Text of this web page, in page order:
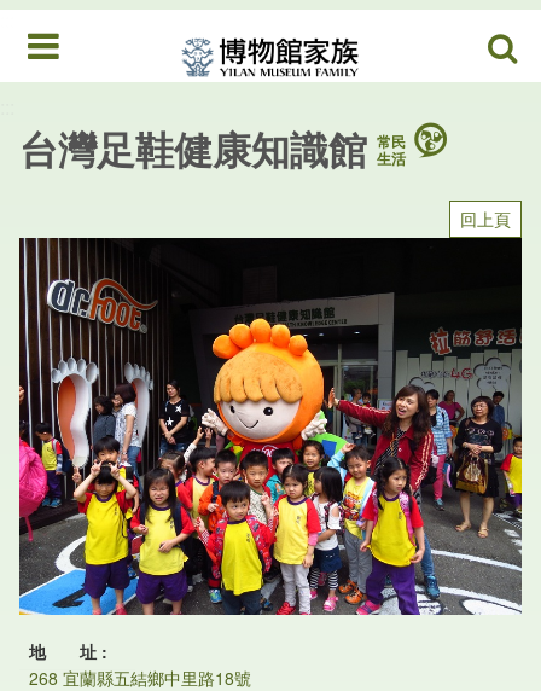
跳到中央內容區塊
MENU
台灣足鞋健康知識館 常民
生活
回上頁
地 址
268 宜蘭縣五結鄉中里路18號